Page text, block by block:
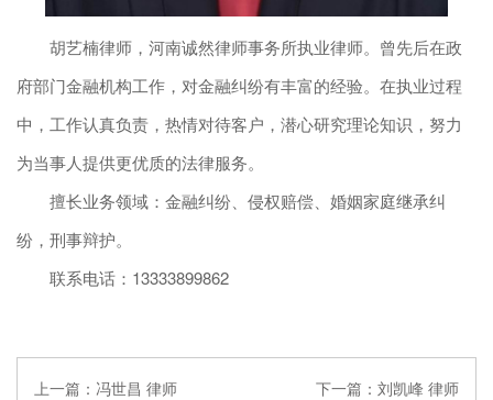
胡艺楠律师，河南诚然律师事务所执业律师。曾先后在政
府部门金融机构工作，对金融纠纷有丰富的经验。在执业过程
中，工作认真负责，热情对待客户，潜心研究理论知识，努力
为当事人提供更优质的法律服务。
擅长业务领域：金融纠纷、侵权赔偿、婚姻家庭继承纠
纷，刑事辩护。
联系电话：13333899862
上一篇： 冯世昌 律师 下一篇： 刘凯峰 律师